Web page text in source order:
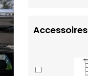
Accessoires